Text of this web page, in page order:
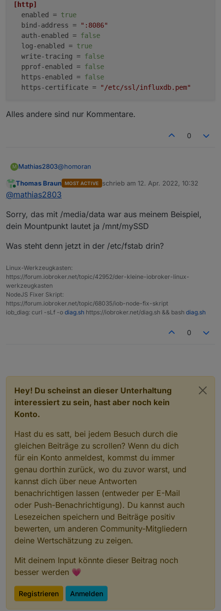
[http]
enabled
= true
bind-address =
":8086"
auth-enabled
= false
log-enabled
= true
write-tracing = false
pprof-enabled
= false
https-enabled
= false
https-certificate = "/etc/ssl/influxdb.pem"
Alles andere sind nur Kommentare.
0
M Mathias2803@homoran
In der influxdb.conf taucht auch keine
"media/data" auf sondern nur folgende
  dir = "/mnt/mySSD/InfluxDB/meta"
[data]
  dir = "/mnt/mySSD/InfluxDB/data"
  wal-dir = "/mnt/mySSD/InfluxDB/wal"
  series-id-set-cache-size = 100
  enabled = true
  bind-address = ":8086"
  log-enabled = true
  write-tracing = false
  pprof-enabled = false
Alles andere sind nur Kommentare.
Online
Thomas Braun MOST ACTIVE schrieb am 12. Apr. 2022, 10:32
zuletzt editiert von
@mathias2803
Sorry, das mit /media/data war aus meinem Beispiel,
dein Mountpunkt lautet ja /mnt/mySSD
Was steht denn jetzt in der /etc/fstab drin?
Linux-Werkzeugkasten:
https://forum.iobroker.net/topic/42952/der-kleine-iobroker-linux-
werkzeugkasten
NodeJS Fixer Skript:
https://forum.iobroker.net/topic/68035/iob-node-fix-skript
iob_diag: curl -sLf -o diag.sh https://iobroker.net/diag.sh && bash diag.sh
0
Hey! Du scheinst an dieser Unterhaltung
interessiert zu sein, hast aber noch kein
Konto.
Hast du es satt, bei jedem Besuch durch die
gleichen Beiträge zu scrollen? Wenn du dich
für ein Konto anmeldest, kommst du immer
genau dorthin zurück, wo du zuvor warst, und
kannst dich über neue Antworten
benachrichtigen lassen (entweder per E-Mail
oder Push-Benachrichtigung). Du kannst auch
Lesezeichen speichern und Beiträge positiv
bewerten, um anderen Community-Mitgliedern
deine Wertschätzung zu zeigen.
Mit deinem Input könnte dieser Beitrag noch
besser werden 💗
Registrieren Anmelden